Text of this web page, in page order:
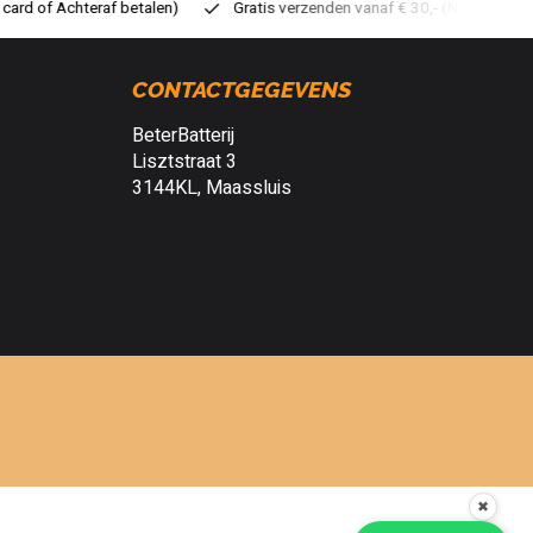
verzenden vanaf € 30,- (NL) Verzendkosten € 2,95 (NL)
CONTACTGEGEVENS
BeterBatterij
Lisztstraat 3
3144KL, Maassluis
✖